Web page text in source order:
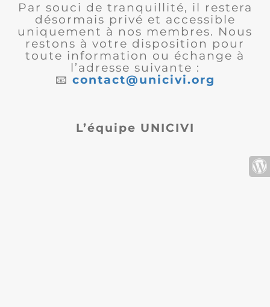
Par souci de tranquillité, il restera
désormais privé et accessible
uniquement à nos membres. Nous
restons à votre disposition pour
toute information ou échange à
l’adresse suivante :
📧 contact@unicivi.org
L’équipe UNICIVI